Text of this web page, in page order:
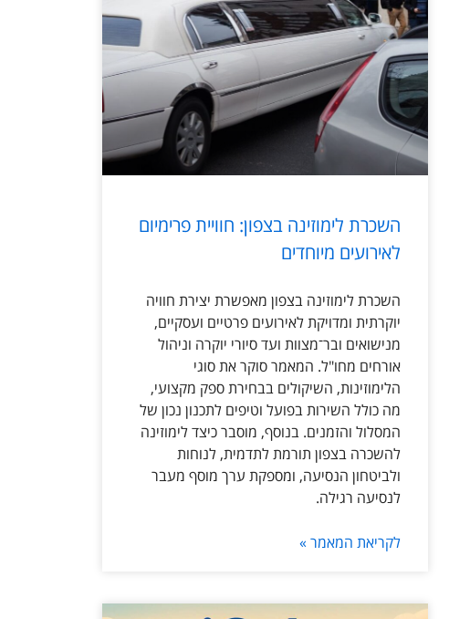
השכרת לימוזינה בצפון: חוויית פרימיום
לאירועים מיוחדים
השכרת לימוזינה בצפון מאפשרת יצירת חוויה
יוקרתית ומדויקת לאירועים פרטיים ועסקיים,
מנישואים ובר־מצוות ועד סיורי יוקרה וניהול
אורחים מחו"ל. המאמר סוקר את סוגי
הלימוזינות, השיקולים בבחירת ספק מקצועי,
מה כולל השירות בפועל וטיפים לתכנון נכון של
המסלול והזמנים. בנוסף, מוסבר כיצד לימוזינה
להשכרה בצפון תורמת לתדמית, לנוחות
ולביטחון הנסיעה, ומספקת ערך מוסף מעבר
לנסיעה רגילה.
לקריאת המאמר »